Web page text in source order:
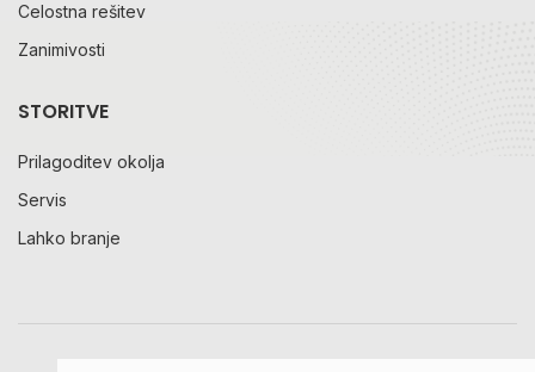
Celostna rešitev
Zanimivosti
STORITVE
Prilagoditev okolja
Servis
Lahko branje